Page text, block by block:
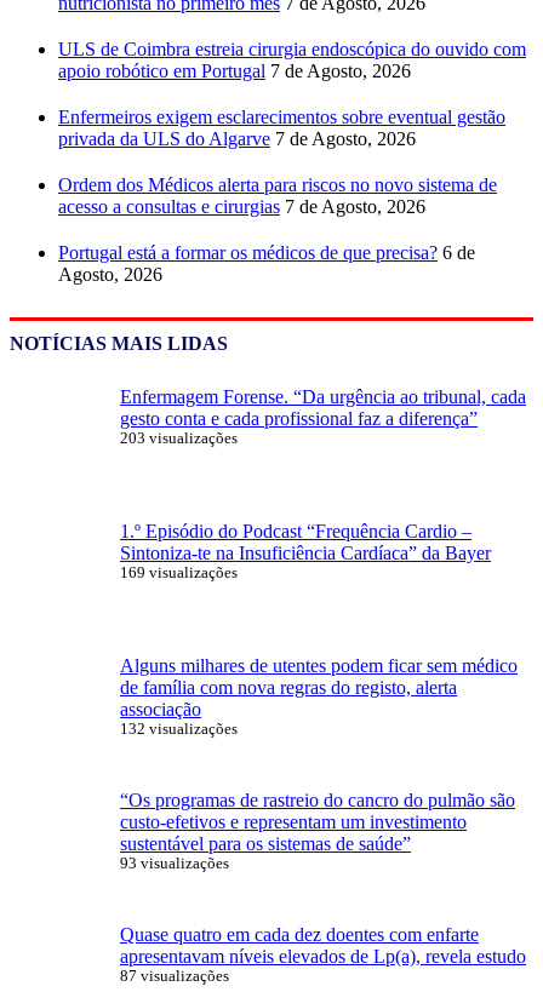
ULS de Coimbra estreia cirurgia endoscópica do ouvido com
apoio robótico em Portugal 7 de Agosto, 2026
Enfermeiros exigem esclarecimentos sobre eventual gestão
privada da ULS do Algarve 7 de Agosto, 2026
Ordem dos Médicos alerta para riscos no novo sistema de
acesso a consultas e cirurgias 7 de Agosto, 2026
Portugal está a formar os médicos de que precisa? 6 de
Agosto, 2026
NOTÍCIAS MAIS LIDAS
Enfermagem Forense. “Da urgência ao tribunal, cada
gesto conta e cada profissional faz a diferença”
203 visualizações
1.º Episódio do Podcast “Frequência Cardio –
Sintoniza-te na Insuficiência Cardíaca” da Bayer
169 visualizações
Alguns milhares de utentes podem ficar sem médico
de família com nova regras do registo, alerta
associação
132 visualizações
“Os programas de rastreio do cancro do pulmão são
custo-efetivos e representam um investimento
sustentável para os sistemas de saúde”
93 visualizações
Quase quatro em cada dez doentes com enfarte
apresentavam níveis elevados de Lp(a), revela estudo
87 visualizações